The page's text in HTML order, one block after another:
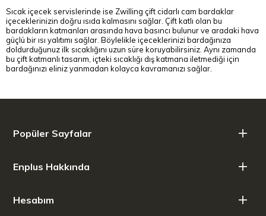
Sıcak içecek servislerinde ise Zwilling çift cidarlı cam bardaklar
içeceklerinizin doğru ısıda kalmasını sağlar. Çift katlı olan bu
bardakların katmanları arasında hava basıncı bulunur ve aradaki hava
güçlü bir ısı yalıtımı sağlar. Böylelikle içeceklerinizi bardağınıza
doldurduğunuz ilk sıcaklığını uzun süre koruyabilirsiniz. Aynı zamanda
bu çift katmanlı tasarım, içteki sıcaklığı dış katmana iletmediği için
bardağınızı eliniz yanmadan kolayca kavramanızı sağlar.
Popüler Sayfalar
Enplus Hakkında
Hesabım